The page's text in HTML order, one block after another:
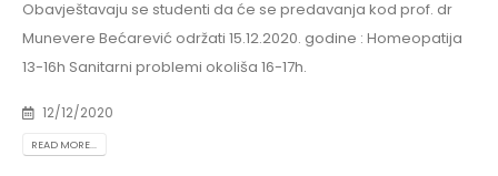
Obavještavaju se studenti da će se predavanja kod prof. dr
Munevere Bećarević održati 15.12.2020. godine : Homeopatija
13-16h Sanitarni problemi okoliša 16-17h.
12/12/2020
READ MORE...